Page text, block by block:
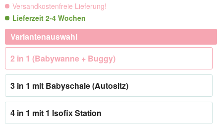
Versandkostenfreie Lieferung!
Lieferzeit 2-4 Wochen
Variantenauswahl
2 in 1 (Babywanne + Buggy)
3 in 1 mit Babyschale (Autositz)
4 in 1 mit 1 Isofix Station